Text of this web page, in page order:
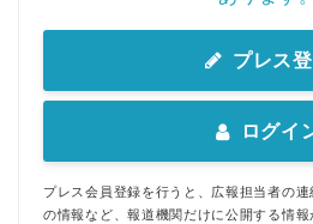
プレス
ログイ
プレス会員登録を行うと、広報担当者の
の情報など、報道機関だけに公開する情